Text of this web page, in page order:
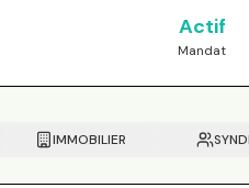
Actif
Mandat
IMMOBILIER